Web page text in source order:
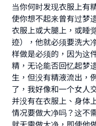
当你何时发现衣服上有
使你想不起来曾有过梦
衣服上或大腿上，或睡
迹），他就必须要洗大
样做是必须的，因为这
精，无论能否回忆起梦
生，但没有精液流出，
了，我好像和一个女人
并没有在衣服上、身体
情况要做大净吗？这不